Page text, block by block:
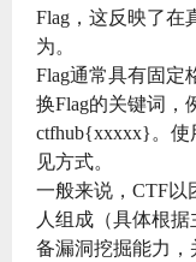
Flag，这反映了在
为。
Flag通常具有固定
换Flag的关键词，
ctfhub{xxxxx}。使
见方式。
一般来说，CTF以
人组成（具体根
备漏洞挖掘能力，